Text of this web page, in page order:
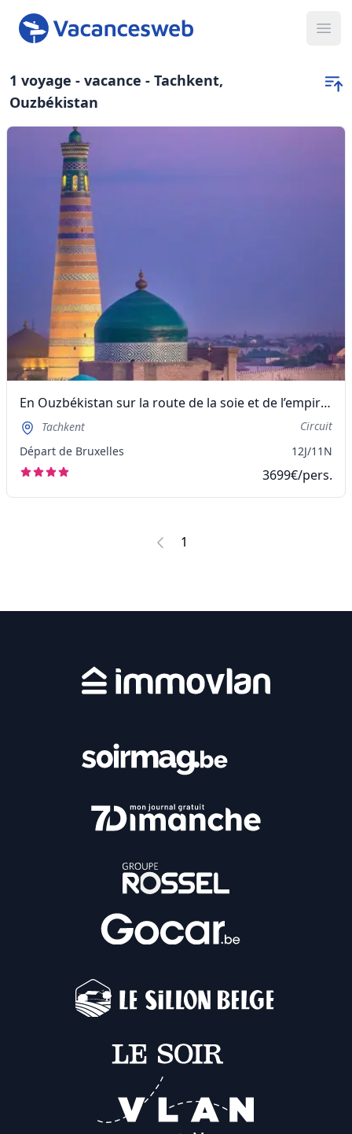
1 voyage - vacance - Tachkent,
Ouzbékistan
En Ouzbékistan sur la route de la soie et de l’empire de Tamerlan
Tachkent
Circuit
Départ de Bruxelles
12J/11N
3699€/pers.
1